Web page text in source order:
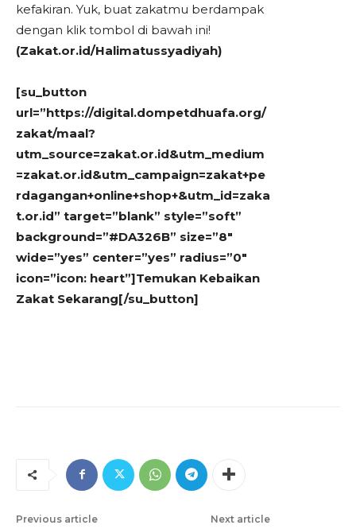
kefakiran. Yuk, buat zakatmu berdampak
dengan klik tombol di bawah ini!
(Zakat.or.id/Halimatussyadiyah)
[su_button
url=”https://digital.dompetdhuafa.org/
zakat/maal?
utm_source=zakat.or.id&utm_medium
=zakat.or.id&utm_campaign=zakat+pe
rdagangan+online+shop+&utm_id=zaka
t.or.id” target=”blank” style=”soft”
background=”#DA326B” size=”8″
wide=”yes” center=”yes” radius=”0″
icon=”icon: heart”]Temukan Kebaikan
Zakat Sekarang[/su_button]
Previous article Next article